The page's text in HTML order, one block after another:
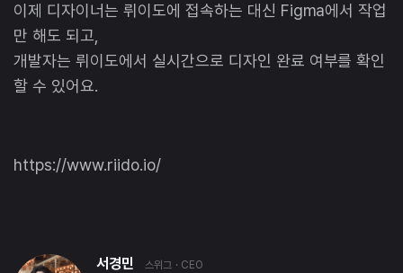
이제 디자이너는 뤼이도에 접속하는 대신 Figma에서 작업
만 해도 되고,
개발자는 뤼이도에서 실시간으로 디자인 완료 여부를 확인
할 수 있어요.
https://www.riido.io/
서경민 스위그 · CEO